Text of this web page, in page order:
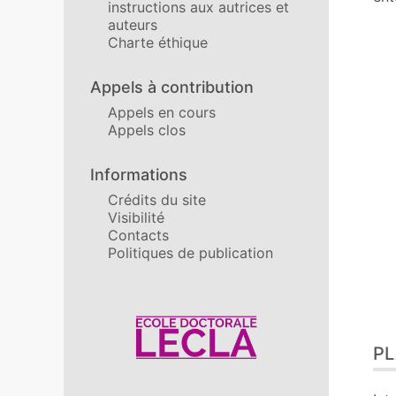
instructions aux autrices et
auteurs
Charte éthique
Appels à contribution
Appels en cours
Appels clos
Informations
Crédits du site
Visibilité
Contacts
Politiques de publication
Affiliations/partenaires